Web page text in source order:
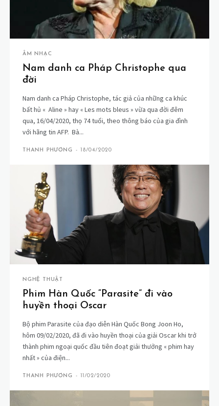
ÂM NHẠC
Nam danh ca Pháp Christophe qua
đời
Nam danh ca Pháp Christophe, tác giả của những ca khúc
bất hủ « Aline » hay « Les mots bleus » vừa qua đời đêm
qua, 16/04/2020, thọ 74 tuổi, theo thông báo của gia đình
với hãng tin AFP. Bà...
THANH PHƯƠNG - 18/04/2020
NGHỆ THUẬT
Phim Hàn Quốc “Parasite” đi vào
huyền thoại Oscar
Bộ phim Parasite của đạo diễn Hàn Quốc Bong Joon Ho,
hôm 09/02/2020, đã đi vào huyền thoại của giải Oscar khi trở
thành phim ngoại quốc đầu tiên đoạt giải thưởng « phim hay
nhất » của điện...
THANH PHƯƠNG - 11/02/2020